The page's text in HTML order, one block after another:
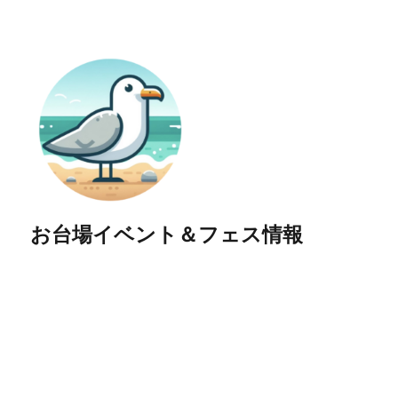
お台場イベント＆フェス情報